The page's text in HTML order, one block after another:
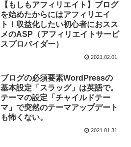
【もしもアフィリエイト】ブログ
を始めたからにはアフィリエイ
ト！収益化したい初心者におスス
メのASP（アフィリエイトサービ
スプロバイダー）
2021.02.01
ブログの必須要素WordPressの
基本設定「スラッグ」は英語で。
テーマの設定「チャイルドテー
マ」で突然のテーマアップデート
も怖くない。
2021.01.31